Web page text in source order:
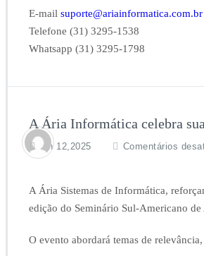
E-mail suporte@ariainformatica.com.br
Telefone (31) 3295-1538
Whatsapp (31) 3295-1798
A Ária Informática celebra
jun 12,2025 Comentários
A Ária Sistemas de Informática,
edição do Seminário Sul-Americano
O evento abordará temas de